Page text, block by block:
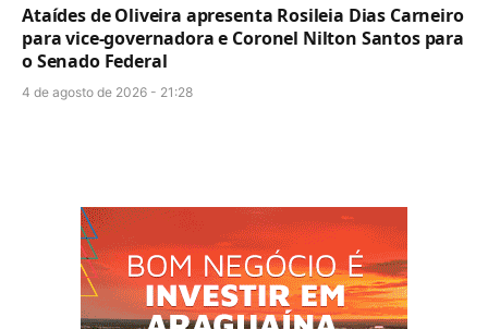
Ataídes de Oliveira apresenta Rosileia Dias Carneiro
para vice-governadora e Coronel Nilton Santos para
o Senado Federal
4 de agosto de 2026 - 21:28